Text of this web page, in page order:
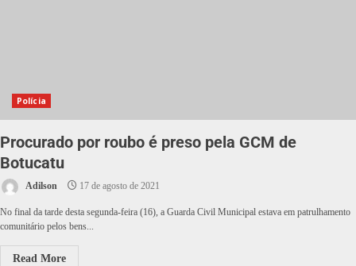
Polícia
Procurado por roubo é preso pela GCM de
Botucatu
Adilson 17 de agosto de 2021
No final da tarde desta segunda-feira (16), a Guarda Civil Municipal estava em patrulhamento
comunitário pelos bens...
Read More